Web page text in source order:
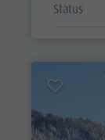
Status